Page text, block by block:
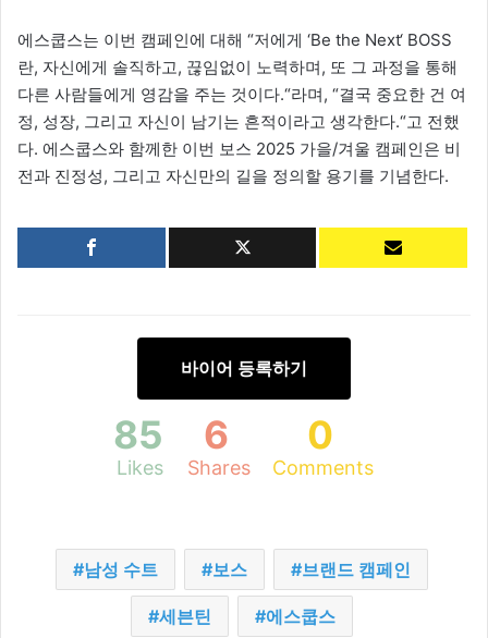
에스쿱스는 이번 캠페인에 대해 “저에게 ‘Be the Next‘ BOSS
란, 자신에게 솔직하고, 끊임없이 노력하며, 또 그 과정을 통해
다른 사람들에게 영감을 주는 것이다.“라며, “결국 중요한 건 여
정, 성장, 그리고 자신이 남기는 흔적이라고 생각한다.“고 전했
다. 에스쿱스와 함께한 이번 보스 2025 가을/겨울 캠페인은 비
전과 진정성, 그리고 자신만의 길을 정의할 용기를 기념한다.
바이어 등록하기
85
Likes
6
Shares
0
Comments
남성 수트 보스 브랜드 캠페인
세븐틴 에스쿱스